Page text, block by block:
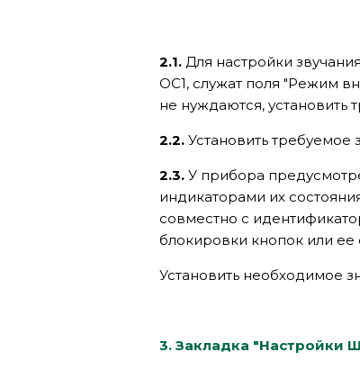
2.1. Для настройки
ОС1, служат поля "Режим
не нуждаются, установить
2.2.Установить требуемое
2.3.У прибора
индикаторами их
совместно с
блокировки кнопок или ее
Установить необходимое
3. Закладка "Настройки